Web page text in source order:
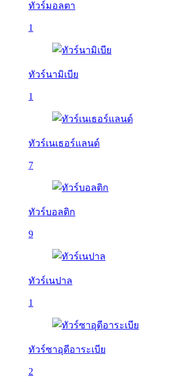
ทัวร์มอลตา
1
ทัวร์นามิเบีย
1
ทัวร์เนเธอร์แลนด์
7
ทัวร์บอลติก
9
ทัวร์เนปาล
1
ทัวร์ซาอุดีอาระเบีย
2